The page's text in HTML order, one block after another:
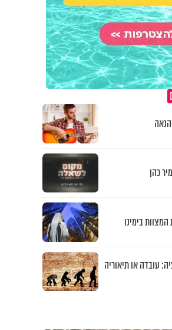
כהן
בימינו
עובדה או תיאוריה